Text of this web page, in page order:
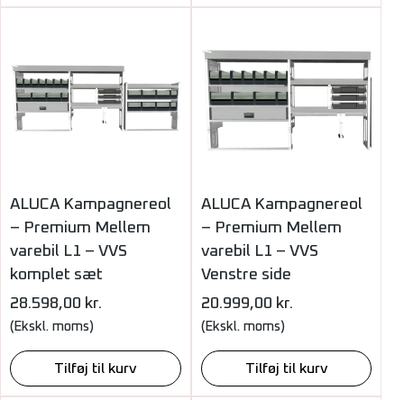
ALUCA Kampagnereol
– Premium Mellem
varebil L1 – VVS
komplet sæt
28.598,00 kr.
(Ekskl. moms)
Tilføj til kurv
ALUCA Kampagnereol
– Premium Mellem
varebil L1 – VVS
Venstre side
20.999,00 kr.
(Ekskl. moms)
Tilføj til kurv